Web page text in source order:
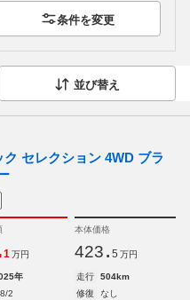
条件を変更
並び替え
セレクション 4WD ブラ
1 万円
本体価格
423. 5 万円
年 走行
504km
2 修復
なし